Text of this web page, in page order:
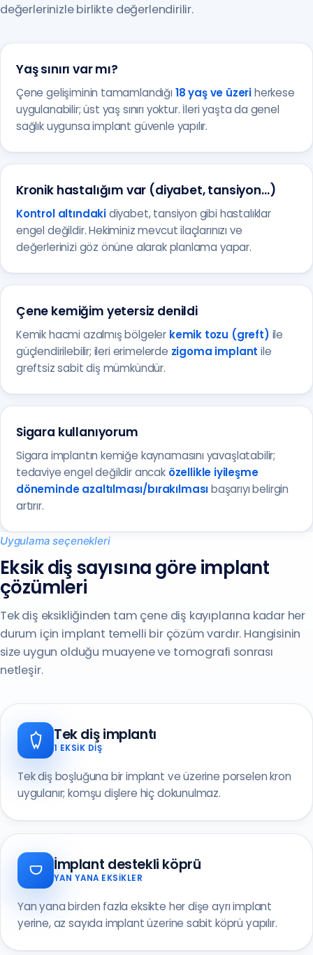
değerlerinizle birlikte değerlendirilir.
Yaş sınırı var mı?
Çene gelişiminin tamamlandığı 18 yaş ve üzeriherkese
uygulanabilir; üst yaş sınırı yoktur. İleri yaşta da genel
sağlık uygunsa implant güvenle yapılır.
Kronik hastalığım var (diyabet, tansiyon…)
Kontrol altındakidiyabet, tansiyon gibi hastalıklar
engel değildir. Hekiminiz mevcut ilaçlarınızı ve
değerlerinizi göz önüne alarak planlama yapar.
Çene kemiğim yetersiz denildi
Kemik hacmi azalmış bölgeler kemik tozu (greft) ile
güçlendirilebilir; ileri erimelerde zigoma implant ile
greftsiz sabit diş mümkündür.
Sigara kullanıyorum
Sigara implantın kemiğe kaynamasını yavaşlatabilir;
tedaviye engel değildir ancak özellikle iyileşme
döneminde azaltılması/bırakılmasıbaşarıyı belirgin
artırır.
Uygulama seçenekleri
Eksik diş sayısına göre implant
çözümleri
Tek diş eksikliğinden tam çene diş kayıplarına kadar her
durum için implant temelli bir çözüm vardır. Hangisinin
size uygun olduğu muayene ve tomografi sonrası
netleşir.
Tek diş implantı
1 EKSIK DIŞ
Tek diş boşluğuna bir implant ve üzerine porselen kron
uygulanır; komşu dişlere hiç dokunulmaz.
İmplant destekli köprü
YAN YANA EKSIKLER
Yan yana birden fazla eksikte her dişe ayrı implant
yerine, az sayıda implant üzerine sabit köprü yapılır.